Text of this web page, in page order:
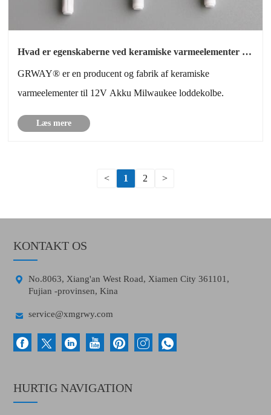
Hvad er egenskaberne ved keramiske varmeelementer til
GRWAY® er en producent og fabrik af keramiske
varmeelementer til 12V Akku Milwaukee loddekolbe.
Læs mere
< 1 2 >
KONTAKT OS

No.8063, Xiang'an West Road, Xiamen City 361101,
Fujian -provinsen, Kina
 service@xmgrwy.com
HURTIG NAVIGATION